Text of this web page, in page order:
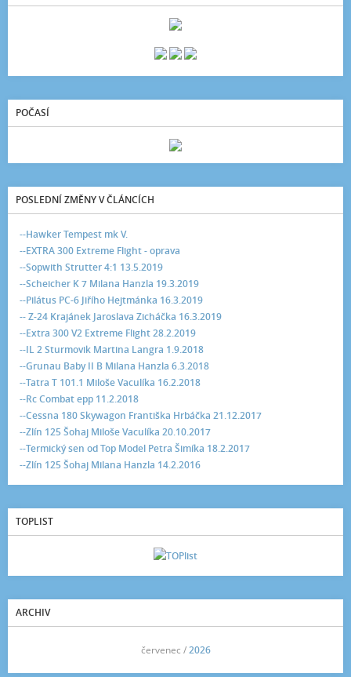
POČASÍ
POSLEDNÍ ZMĚNY V ČLÁNCÍCH
--Hawker Tempest mk V.
--EXTRA 300 Extreme Flight - oprava
--Sopwith Strutter 4:1 13.5.2019
--Scheicher K 7 Milana Hanzla 19.3.2019
--Pilátus PC-6 Jiřího Hejtmánka 16.3.2019
-- Z-24 Krajánek Jaroslava Zicháčka 16.3.2019
--Extra 300 V2 Extreme Flight 28.2.2019
--IL 2 Sturmovik Martina Langra 1.9.2018
--Grunau Baby II B Milana Hanzla 6.3.2018
--Tatra T 101.1 Miloše Vaculíka 16.2.2018
--Rc Combat epp 11.2.2018
--Cessna 180 Skywagon Františka Hrbáčka 21.12.2017
--Zlín 125 Šohaj Miloše Vaculíka 20.10.2017
--Termický sen od Top Model Petra Šimíka 18.2.2017
--Zlín 125 Šohaj Milana Hanzla 14.2.2016
TOPLIST
ARCHIV
červenec /2026